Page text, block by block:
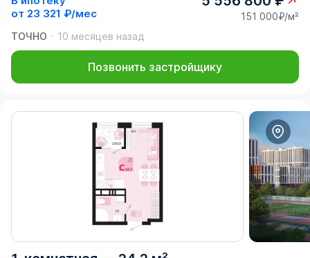
от 23 321 ₽/мес
151 000₽/м²
ТОЧНО
10 месяцев назад
Позвонить застройщику